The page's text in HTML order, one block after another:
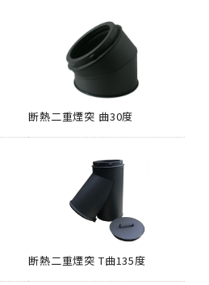
断熱二重煙突 曲30度
断熱二重煙突 T曲135度